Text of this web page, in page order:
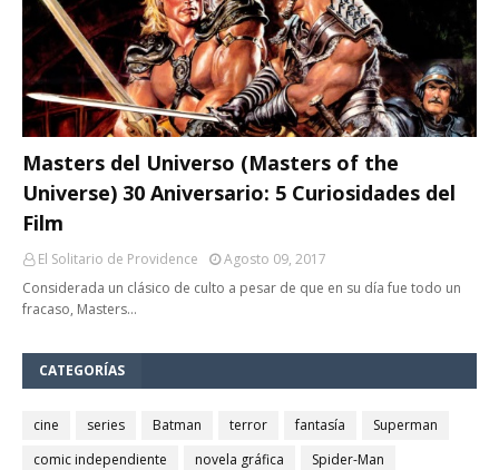
Masters del Universo (Masters of the
Universe) 30 Aniversario: 5 Curiosidades del
Film
El Solitario de Providence
Agosto 09, 2017
Considerada un clásico de culto a pesar de que en su día fue todo un
fracaso, Masters…
CATEGORÍAS
cine series Batman terror fantasía
Superman
comic independiente
novela gráfica
Spider-Man